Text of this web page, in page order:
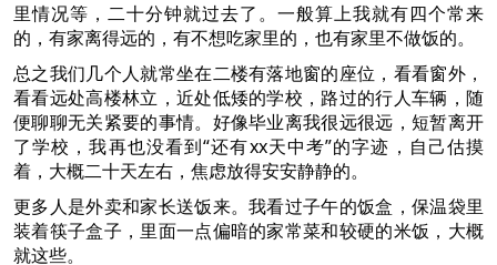
里情况等，二十分钟就过去了。一般算上我就有四个常来
的，有家离得远的，有不想吃家里的，也有家里不做饭的。
总之我们几个人就常坐在二楼有落地窗的座位，看看窗外，
看看远处高楼林立，近处低矮的学校，路过的行人车辆，随
便聊聊无关紧要的事情。好像毕业离我很远很远，短暂离开
了学校，我再也没看到“还有xx天中考”的字迹，自己估摸
着，大概二十天左右，焦虑放得安安静静的。
更多人是外卖和家长送饭来。我看过子午的饭盒，保温袋里
装着筷子盒子，里面一点偏暗的家常菜和较硬的米饭，大概
就这些。